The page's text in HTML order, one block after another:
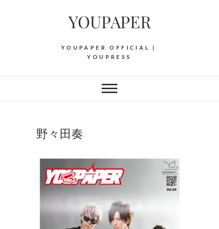
YOUPAPER
YOUPAPER OFFICIAL｜
YOUPRESS
野々田奏